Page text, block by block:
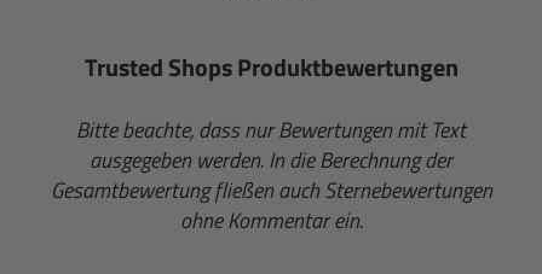
Trusted Shops Produktbewertungen
Bitte beachte, dass nur Bewertungen mit Text
ausgegeben werden. In die Berechnung der
Gesamtbewertung fließen auch Sternebewertungen
ohne Kommentar ein.